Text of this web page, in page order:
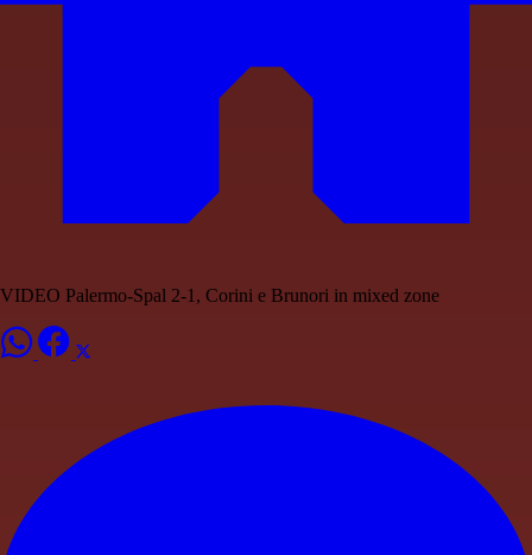
VIDEO Palermo-Spal 2-1, Corini e Brunori in mixed zone